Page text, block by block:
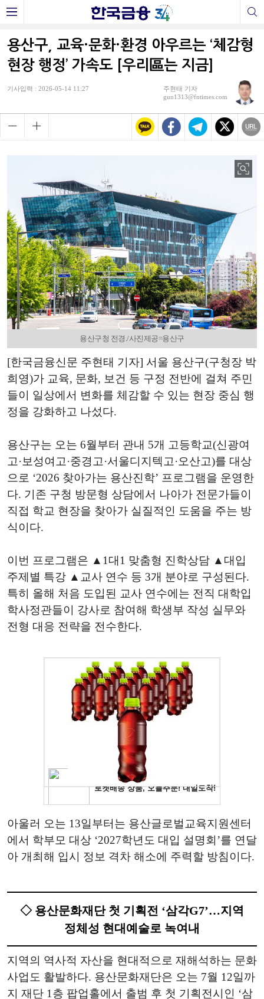
용산구, 교육·문화·환경 아우르는 ‘체감형
현장 행정’ 가속도 [우리區는 지금]
기사입력 : 2026-05-14 11:27
주현태 기자
gun1313@fntimes.com
용산구청 전경./사진제공=용산구
[한국금융신문 주현태 기자] 서울 용산구(구청장 박
희영)가 교육, 문화, 보건 등 구정 전반에 걸쳐 주민
들이 일상에서 변화를 체감할 수 있는 현장 중심 행
정을 강화하고 나섰다.
용산구는 오는 6월부터 관내 5개 고등학교(신광여
고·보성여고·중경고·서울디지텍고·오산고)를 대상
으로 ‘2026 찾아가는 용산진학’ 프로그램을 운영한
다. 기존 구청 방문형 상담에서 나아가 전문가들이
직접 학교 현장을 찾아가 실질적인 도움을 주는 방
식이다.
이번 프로그램은 ▲1대1 맞춤형 진학상담 ▲대입
주제별 특강 ▲교사 연수 등 3개 분야로 구성된다.
특히 올해 처음 도입된 교사 연수에는 전직 대학입
학사정관들이 강사로 참여해 학생부 작성 실무와
전형 대응 전략을 전수한다.
아울러 오는 13일부터는 용산글로벌교육지원센터
에서 학부모 대상 ‘2027학년도 대입 설명회’를 연달
아 개최해 입시 정보 격차 해소에 주력할 방침이다.
◇ 용산문화재단 첫 기획전 ‘삼각G7’…지역
정체성 현대예술로 녹여내
지역의 역사적 자산을 현대적으로 재해석하는 문화
사업도 활발하다. 용산문화재단은 오는 7월 12일까
지 재단 1층 팝업홀에서 출범 후 첫 기획전시인 ‘삼